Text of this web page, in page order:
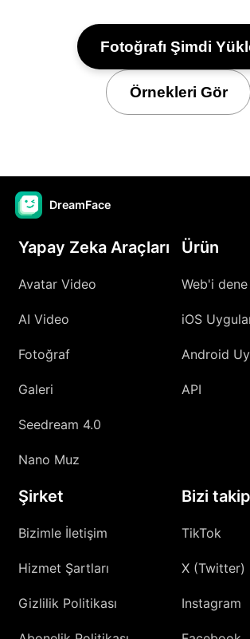
Fotoğrafı Şimdi
Örnekleri Gör
DreamFace
Yapay Zeka Araçları
Avatar Video
AI Video
Fotoğraf
Galeri
Seedream 4.0
Nano Muz
Ürün
Web'i dene
iOS
Android
API
Şirket
Bizimle İletişim
Hizmet Şartları
Gizlilik Politikası
Bizi
TikTok
X (Twitter)
Instagram